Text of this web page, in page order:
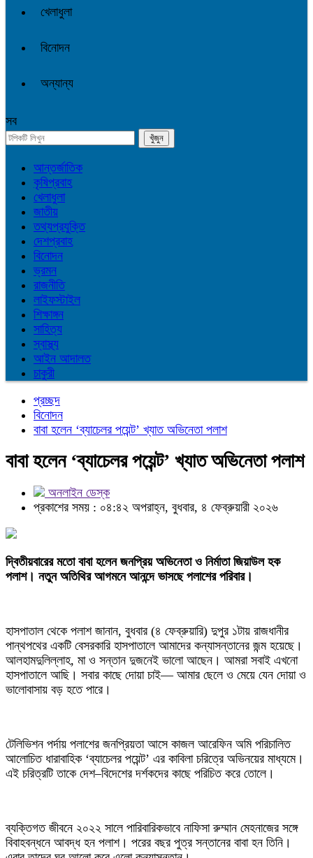
খেলাধুলা
বিনোদন
অন্যান্য
সব
আন্তর্জাতিক
কৃষিপ্রবাহ
খেলাধুলা
জাতীয়
তথ্যপ্রযুক্তি
দেশপ্রবাহ
বিনোদন
ভ্রমন
রাজনীতি
লাইফস্টাইল
শিক্ষাঙ্গন
সাহিত্য
স্বাস্থ্য
আইন আদালত
চাকুরী
প্রচ্ছদ
বিনোদন
বাবা হলেন ‘ব্যাচেলর পয়েন্ট’ খ্যাত অভিনেতা পলাশ
বাবা হলেন ‘ব্যাচেলর পয়েন্ট’ খ্যাত অভিনেতা পলাশ
অনলাইন ডেস্ক
প্রকাশের সময় : ০৪:৪২ অপরাহ্ন, বুধবার, ৪ ফেব্রুয়ারী ২০২৬
দ্বিতীয়বারের মতো বাবা হলেন জনপ্রিয় অভিনেতা ও নির্মাতা জিয়াউল হক
পলাশ। নতুন অতিথির আগমনে আনন্দে ভাসছে পলাশের পরিবার।
হাসপাতাল থেকে পলাশ জানান, বুধবার (৪ ফেব্রুয়ারি) দুপুর ১টায় রাজধানীর
পান্থপথের একটি বেসরকারি হাসপাতালে আমাদের কন্যাসন্তানের জন্ম হয়েছে।
আলহামদুলিল্লাহ, মা ও সন্তান দুজনেই ভালো আছেন। আমরা সবাই এখনো
হাসপাতালে আছি। সবার কাছে দোয়া চাই— আমার ছেলে ও মেয়ে যেন দোয়া ও
ভালোবাসায় বড় হতে পারে।
টেলিভিশন পর্দায় পলাশের জনপ্রিয়তা আসে কাজল আরেফিন অমি পরিচালিত
আলোচিত ধারাবাহিক ‘ব্যাচেলর পয়েন্ট’ এর কাবিলা চরিত্রে অভিনয়ের মাধ্যমে।
এই চরিত্রটি তাকে দেশ–বিদেশের দর্শকদের কাছে পরিচিত করে তোলে।
ব্যক্তিগত জীবনে ২০২২ সালে পারিবারিকভাবে নাফিসা রুম্মান মেহনাজের সঙ্গে
বিবাহবন্ধনে আবদ্ধ হন পলাশ। পরের বছর পুত্র সন্তানের বাবা হন তিনি।